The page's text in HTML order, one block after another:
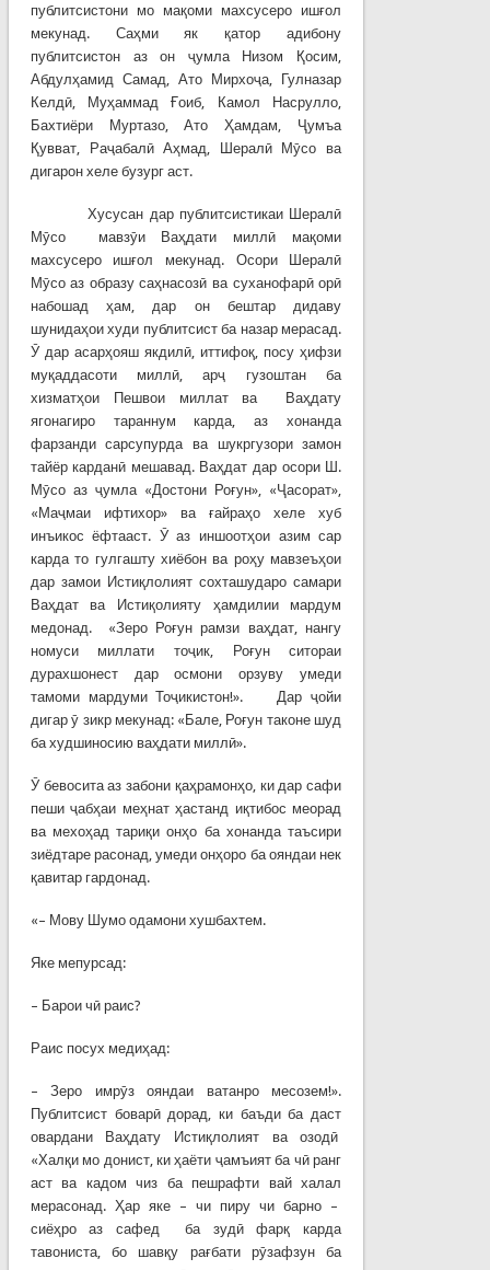
публитсистони мо мақоми махсусеро ишғол
мекунад. Саҳми як қатор адибону
публитсистон аз он ҷумла Низом Қосим,
Абдулҳамид Самад, Ато Мирхоҷа, Гулназар
Келдӣ, Муҳаммад Ғоиб, Камол Насрулло,
Бахтиёри Муртазо, Ато Ҳамдам, Ҷумъа
Қувват, Раҷабалӣ Аҳмад, Шералӣ Мӯсо ва
дигарон хеле бузург аст.
Хусусан дар публитсистикаи Шералӣ
Мӯсо мавзӯи Ваҳдати миллӣ мақоми
махсусеро ишғол мекунад. Осори Шералӣ
Мӯсо аз образу саҳнасозӣ ва суханофарӣ орӣ
набошад ҳам, дар он бештар дидаву
шунидаҳои худи публитсист ба назар мерасад.
Ӯ дар асарҳояш якдилӣ, иттифоқ, посу ҳифзи
муқаддасоти миллӣ, арҷ гузоштан ба
хизматҳои Пешвои миллат ва Ваҳдату
ягонагиро тараннум карда, аз хонанда
фарзанди сарсупурда ва шукргузори замон
тайёр карданӣ мешавад. Ваҳдат дар осори Ш.
Мӯсо аз ҷумла «Достони Роғун», «Ҷасорат»,
«Маҷмаи ифтихор» ва ғайраҳо хеле хуб
инъикос ёфтааст. Ӯ аз иншоотҳои азим сар
карда то гулгашту хиёбон ва роҳу мавзеъҳои
дар замои Истиқлолият сохташударо самари
Ваҳдат ва Истиқолияту ҳамдилии мардум
медонад. «Зеро Роғун рамзи ваҳдат, нангу
номуси миллати тоҷик, Роғун ситораи
дурахшонест дар осмони орзуву умеди
тамоми мардуми Тоҷикистон!». Дар ҷойи
дигар ӯ зикр мекунад: «Бале, Роғун таконе шуд
ба худшиносию ваҳдати миллӣ».
Ӯ бевосита аз забони қаҳрамонҳо, ки дар сафи
пеши ҷабҳаи меҳнат ҳастанд иқтибос меорад
ва мехоҳад тариқи онҳо ба хонанда таъсири
зиёдтаре расонад, умеди онҳоро ба ояндаи нек
қавитар гардонад.
«– Мову Шумо одамони хушбахтем.
Яке мепурсад:
– Барои чӣ раис?
Раис посух медиҳад:
– Зеро имрӯз ояндаи ватанро месозем!».
Публитсист боварӣ дорад, ки баъди ба даст
овардани Ваҳдату Истиқлолият ва озодӣ
«Халқи мо донист, ки ҳаёти ҷамъият ба чӣ ранг
аст ва кадом чиз ба пешрафти вай халал
мерасонад. Ҳар яке – чи пиру чи барно –
сиёҳро аз сафед ба зудӣ фарқ карда
тавониста, бо шавқу рағбати рӯзафзун ба